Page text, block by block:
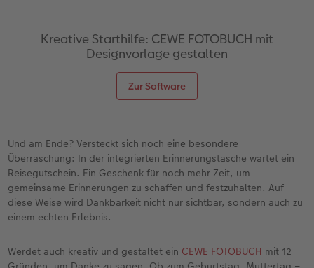
Kreative Starthilfe: CEWE FOTOBUCH mit
Designvorlage gestalten
Zur Software
Und am Ende? Versteckt sich noch eine besondere
Überraschung: In der integrierten Erinnerungstasche wartet ein
Reisegutschein. Ein Geschenk für noch mehr Zeit, um
gemeinsame Erinnerungen zu schaffen und festzuhalten. Auf
diese Weise wird Dankbarkeit nicht nur sichtbar, sondern auch zu
einem echten Erlebnis.
Werdet auch kreativ und gestaltet ein CEWE FOTOBUCH mit 12